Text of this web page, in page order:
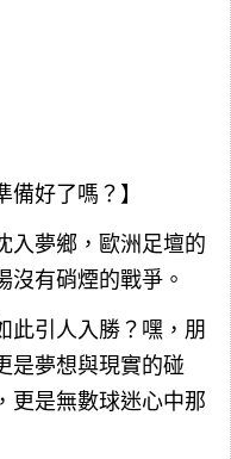
備好了嗎？】
入夢鄉，歐洲足壇的
沒有硝煙的戰爭。
此引人入勝？嘿，朋
是夢想與現實的碰
更是無數球迷心中那